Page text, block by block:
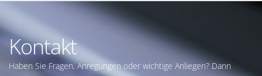
Kontakt
Haben Sie Fragen, Anregungen oder wichtige Anliegen? Dann